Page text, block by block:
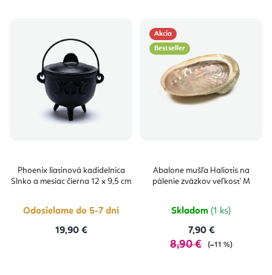
Phoenix liatinová kadidelnica
Slnko a mesiac čierna 12 x 9,5 cm
Odosielame do 5-7 dní
19,90 €
Akcia
Bestseller
Abalone mušľa Haliotis na
pálenie zväzkov veľkosť M
Skladom (1 ks)
7,90 €
8,90 € (–11 %)